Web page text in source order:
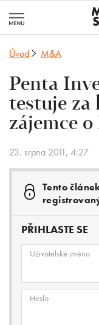
Úvod M&A
Penta
testuje za
zájemce
23. srpna 2011, 4:27
Tento
PŘIHLASTE SE
Uživatelské jméno
Heslo